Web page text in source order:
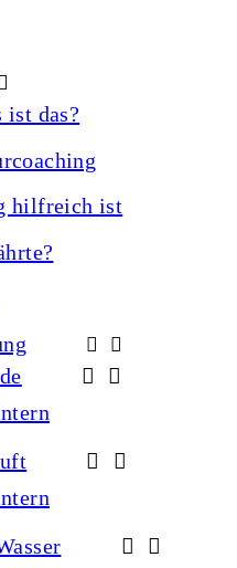
ist das?
hilfreich ist